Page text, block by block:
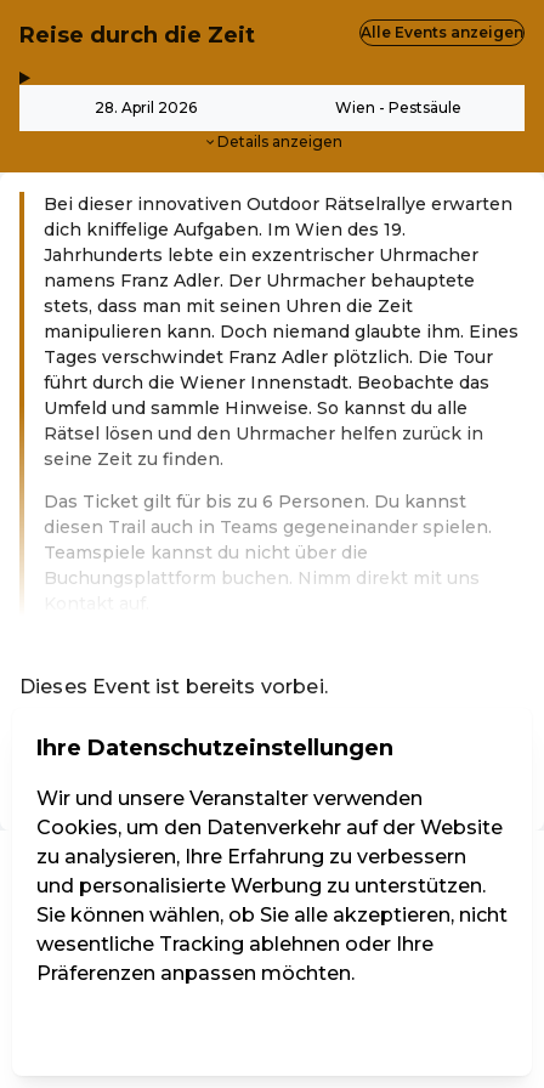
Reise durch die Zeit
28. April 2026 Wien - Pestsäule
Details anzeigen
Alle Events anzeigen
Bei dieser innovativen Outdoor Rätselrallye erwarten
dich kniffelige Aufgaben. Im Wien des 19.
Jahrhunderts lebte ein exzentrischer Uhrmacher
namens Franz Adler. Der Uhrmacher behauptete
stets, dass man mit seinen Uhren die Zeit
manipulieren kann. Doch niemand glaubte ihm. Eines
Tages verschwindet Franz Adler plötzlich. Die Tour
führt durch die Wiener Innenstadt. Beobachte das
Umfeld und sammle Hinweise. So kannst du alle
Rätsel lösen und den Uhrmacher helfen zurück in
seine Zeit zu finden.
Das Ticket gilt für bis zu 6 Personen. Du kannst
diesen Trail auch in Teams gegeneinander spielen.
Teamspiele kannst du nicht über die
Buchungsplattform buchen. Nimm direkt mit uns
Dieses Event ist bereits vorbei.
DE ·German
Ihre Datenschutzeinstellungen
Wir und unsere Veranstalter verwenden
Cookies, um den Datenverkehr auf der Website
zu analysieren, Ihre Erfahrung zu verbessern
und personalisierte Werbung zu unterstützen.
Sie können wählen, ob Sie alle akzeptieren, nicht
wesentliche Tracking ablehnen oder Ihre
Präferenzen anpassen möchten.